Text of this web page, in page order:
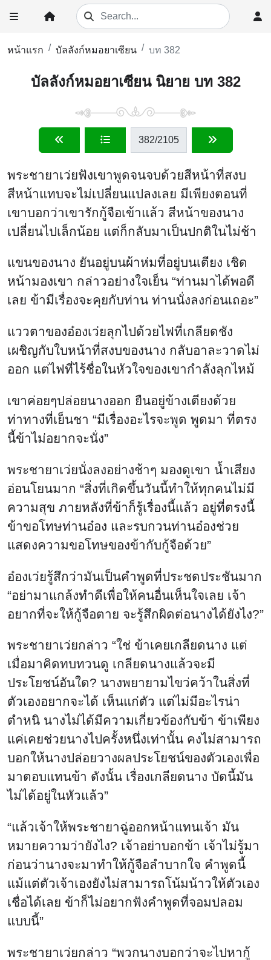
หน้าแรก บัลลังก์หมอยาเซียน บท 382
บัลลังก์หมอยาเซียน นิยาย บท 382
382/2105
พระชายาเว่ยฟังเขาพูดจนจบด้วยสีหน้าที่สงบ
สีหน้าแทบจะไม่เปลี่ยนแปลงเลย มีเพียงตอนที่
เขาบอกว่าเขารักกู้จือเข้าแล้ว สีหน้าของนาง
เปลี่ยนไปเล็กน้อย แต่ก็กลับมาเป็นปกติในไม่ช้า
แขนของนาง ยันอยู่บนผ้าห่มที่อยู่บนเตียง เชิด
หน้ามองเขา กล่าวอย่างใจเย็น “ท่านมาได้พอดี
เลย ข้ามีเรื่องจะคุยกับท่าน ท่านนั่งลงก่อนเถอะ”
แววตาของอ๋องเว่ยลุกไปด้วยไฟที่เกลียดชัง
เผชิญกับใบหน้าที่สงบของนาง กลับอาละวาดไม่
ออก แต่ไฟที่ไร้ชื่อในหัวใจของเขากำลังลุกไหม้
เขาค่อยๆปล่อยนางออก ยืนอยู่ข้างเตียงด้วย
ท่าทางที่เย็นชา “มีเรื่องอะไรจะพูด พูดมา ที่ตรง
นี้ข้าไม่อยากจะนั่ง”
พระชายาเว่ยนั่งลงอย่างช้าๆ มองดูเขา น้ำเสียง
อ่อนโยนมาก “สิ่งที่เกิดขึ้นวันนี้ทำให้ทุกคนไม่มี
ความสุข ภายหลังที่ข้าก็รู้เรื่องนี้แล้ว อยู่ที่ตรงนี้
ข้าขอโทษท่านอ๋อง และรบกวนท่านอ๋องช่วย
แสดงความขอโทษของข้ากับกู้จือด้วย”
อ๋องเว่ยรู้สึกว่ามันเป็นคำพูดที่ประชดประชันมาก
“อย่ามาแกล้งทำดีเพื่อให้คนอื่นเห็นใจเลย เจ้า
อยากที่จะให้กู้จือตาย จะรู้สึกผิดต่อนางได้ยังไง?”
พระชายาเว่ยกล่าว “ใช่ ข้าเคยเกลียดนาง แต่
เมื่อมาคิดทบทวนดู เกลียดนางแล้วจะมี
ประโยชน์อันใด? นางพยายามไขว่คว้าในสิ่งที่
ตัวเองอยากจะได้ เห็นแก่ตัว แต่ไม่มีอะไรน่า
ตำหนิ นางไม่ได้มีความเกี่ยวข้องกับข้า ข้าเพียง
แค่เคยช่วยนางไปครั้งหนึ่งเท่านั้น คงไม่สามารถ
บอกให้นางปล่อยวางผลประโยชน์ของตัวเองเพื่อ
มาตอบแทนข้า ดังนั้น เรื่องเกลียดนาง บัดนี้มัน
ไม่ได้อยู่ในหัวแล้ว”
“แล้วเจ้าให้พระชายาฉู่ออกหน้าแทนเจ้า มัน
หมายความว่ายังไง? เจ้าอย่าบอกข้า เจ้าไม่รู้มา
ก่อนว่านางจะมาทำให้กู้จือลำบากใจ คำพูดนี้
แม้แต่ตัวเจ้าเองยังไม่สามารถโน้มน้าวให้ตัวเอง
เชื่อได้เลย ข้าก็ไม่อยากฟังคำพูดที่จอมปลอม
แบบนี้”
พระชายาเว่ยกล่าว “พวกนางบอกว่าจะไปหากู้